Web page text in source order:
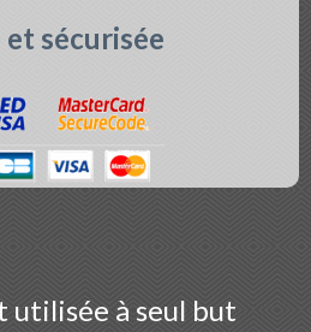
sécurisée
utilisée à seul but